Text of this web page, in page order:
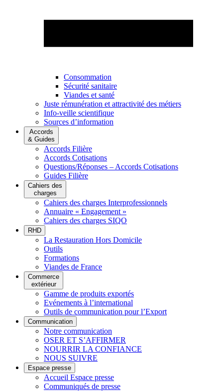
Consommation
Sécurité sanitaire
Viandes et santé
Juste rémunération et attractivité des métiers
Info-veille scientifique
Sources d’information
Accords
& Guides
Accords Filière
Accords Cotisations
Questions/Réponses – Accords Cotisations
Guides Filière
Cahiers des
charges
Cahiers des charges Interprofessionnels
Annuaire « Engagement »
Cahiers des charges SIQO
RHD
La Restauration Hors Domicile
Outils
Formations
Viandes de France
Commerce
extérieur
Gamme de produits exportés
Evénements à l’international
Outils de communication pour l’Export
Communication
Notre communication
OSER ET S’AFFIRMER
NOURRIR LA CONFIANCE
NOUS SUIVRE
Espace presse
Accueil Espace presse
Communiqués de presse